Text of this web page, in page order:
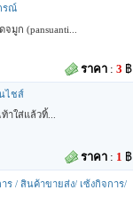
รณ์
ก (pansuanti...
ราคา : 3 ฿
ไชส์
าใส่แล้วทิ้...
ราคา : 1 ฿
ร / สินค้าขายส่ง/ เซ้งกิจการ/